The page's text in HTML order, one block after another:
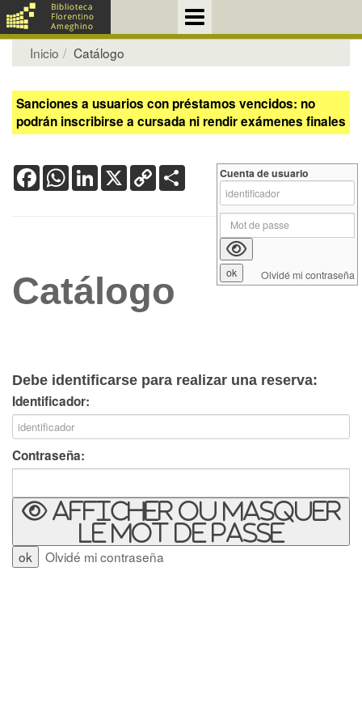
Inicio Catálogo
Sanciones a usuarios con préstamos vencidos: no
podrán inscribirse a cursada ni rendir exámenes finales
FacebookWhatsApp
LinkedIn
X Copy
Link
Catálogo
Debe identificarse para realizar una reserva:
Identificador:
Contraseña:
Afficher ou masquer
le mot de passe
Olvidé mi contraseña
Cuenta de usuario
Olvidé mi contraseña